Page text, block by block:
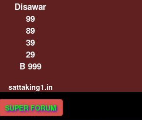
Disawar
99
89
39
29
B 999
sattaking1.in
SUPER FORUM